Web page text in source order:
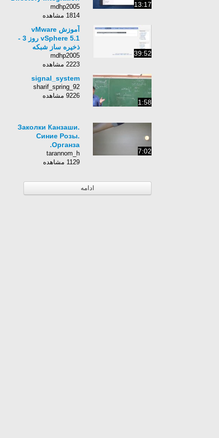
13:17
mdhp2005
1814 مشاهده
39:52
‫آموزش vMware
vSphere 5.1 روز 3 -
mdhp2005
2223 مشاهده
1:58
signal_system
sharif_spring_92
9226 مشاهده
7:02
Заколки Канзаши.
Синие Розы.
Органза.
tarannom_h
1129 مشاهده
ادامه